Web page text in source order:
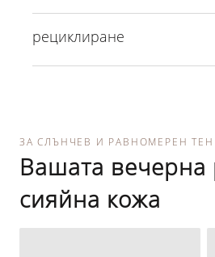
рециклиране
ЗА СЛЪНЧЕВ И РАВНОМЕРЕН
Вашата вечерна
сияйна кожа